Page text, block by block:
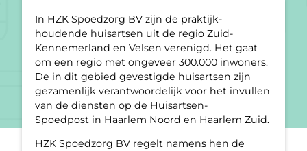
In HZK Spoedzorg BV zijn de praktijk-
houdende huisartsen uit de regio Zuid-
Kennemerland en Velsen verenigd. Het gaat
om een regio met ongeveer 300.000 inwoners.
De in dit gebied gevestigde huisartsen zijn
gezamenlijk verantwoordelijk voor het invullen
van de diensten op de Huisartsen-
Spoedpost in Haarlem Noord en Haarlem Zuid.
HZK Spoedzorg BV regelt namens hen de